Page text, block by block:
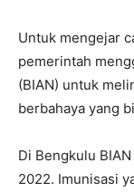
Untuk mengejar
pemerintah
(BIAN) untuk
berbahaya yang
Di Bengkulu
2022. Imunisasi